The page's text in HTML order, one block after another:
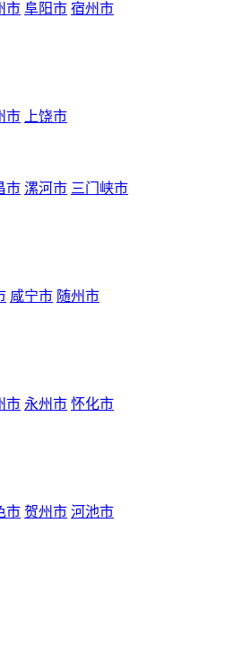
市 阜阳市 宿州市
市 上饶市
市 漯河市 三门峡市
咸宁市 随州市
市 永州市 怀化市
市 贺州市 河池市